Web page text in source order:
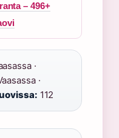
– 496+
·
·
112